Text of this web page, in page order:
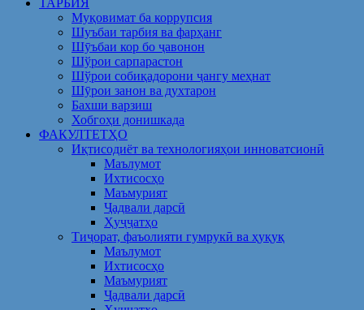
ТАРБИЯ
Муқовимат ба коррупсия
Шуъбаи тарбия ва фарҳанг
Шӯъбаи кор бо ҷавонон
Шўрои сарпарастон
Шўрои собиқадорони ҷангу меҳнат
Шӯрои занон ва духтарон
Бахши варзиш
Хобгоҳи донишкада
ФАКУЛТЕТҲО
Иқтисодиёт ва технологияҳои инноватсионӣ
Маълумот
Ихтисосҳо
Маъмурият
Ҷадвали дарсӣ
Ҳуҷҷатҳо
Тиҷорат, фаъолияти гумрукӣ ва ҳуқуқ
Маълумот
Ихтисосҳо
Маъмурият
Ҷадвали дарсӣ